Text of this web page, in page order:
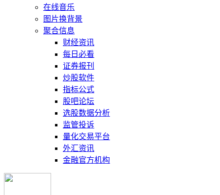
在线音乐
图片换背景
聚合信息
财经资讯
每日必看
证券报刊
炒股软件
指标公式
股吧论坛
选股数据分析
监管投诉
量化交易平台
外汇资讯
金融官方机构